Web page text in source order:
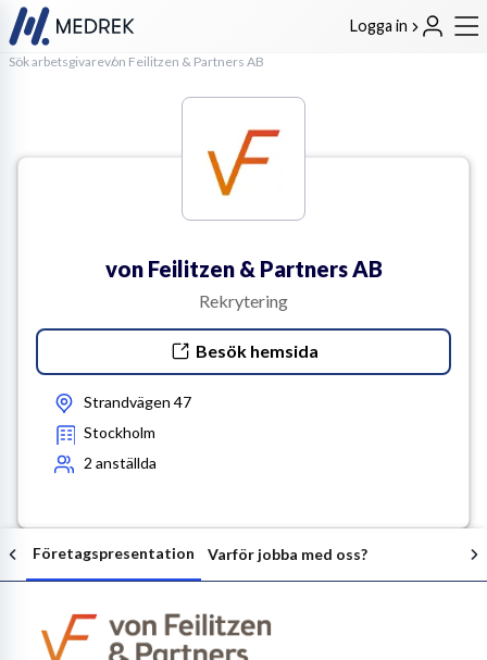
Logga in
Sök arbetsgivarevon Feilitzen & Partners AB
von Feilitzen & Partners AB
Rekrytering
Besök hemsida
Strandvägen 47
Stockholm
2 anställda
Företagspresentation Varför jobba med oss?